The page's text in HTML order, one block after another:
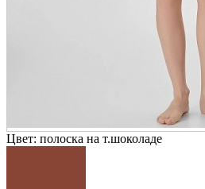
Цвет: полоска на т.шоколаде